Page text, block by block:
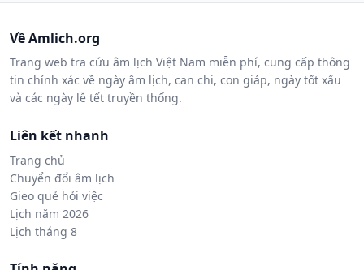
Về Amlich.org
Trang web tra cứu âm lịch Việt Nam miễn phí, cung cấp thông
tin chính xác về ngày âm lịch, can chi, con giáp, ngày tốt xấu
và các ngày lễ tết truyền thống.
Liên kết nhanh
Trang chủ
Chuyển đổi âm lịch
Gieo quẻ hỏi việc
Lịch năm 2026
Lịch tháng 8